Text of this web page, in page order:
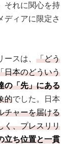
それに関心を持
ディアに限定さ
スは、 「どう
日本のどういう
の「先」にある
的でした。日本
チャーを届ける
く、プレスリリ
立ち位置と一貫